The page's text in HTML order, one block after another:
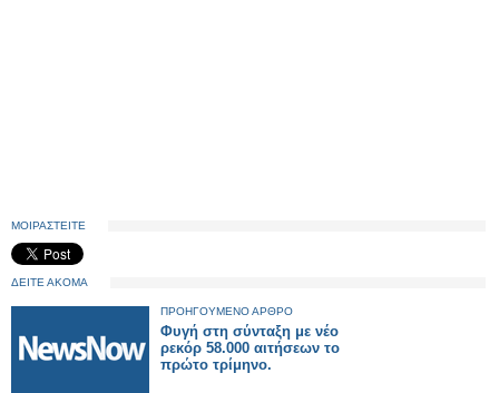
ΜΟΙΡΑΣΤΕΙΤΕ
ΔΕΙΤΕ ΑΚΟΜΑ
ΠΡΟΗΓΟΥΜΕΝΟ ΑΡΘΡΟ
Φυγή στη σύνταξη με νέο
ρεκόρ 58.000 αιτήσεων το
πρώτο τρίμηνο.